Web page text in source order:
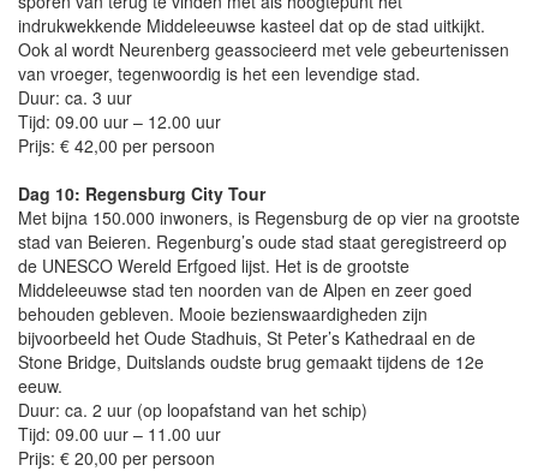
indrukwekkende Middeleeuwse kasteel dat op de stad uitkijkt.
Ook al wordt Neurenberg geassocieerd met vele gebeurtenissen
van vroeger, tegenwoordig is het een levendige stad.
Duur: ca. 3 uur
Tijd: 09.00 uur – 12.00 uur
Prijs: € 42,00 per persoon
Dag 10: Regensburg City Tour
Met bijna 150.000 inwoners, is Regensburg de op vier na grootste
stad van Beieren. Regenburg’s oude stad staat geregistreerd op
de UNESCO Wereld Erfgoed lijst. Het is de grootste
Middeleeuwse stad ten noorden van de Alpen en zeer goed
behouden gebleven. Mooie bezienswaardigheden zijn
bijvoorbeeld het Oude Stadhuis, St Peter’s Kathedraal en de
Stone Bridge, Duitslands oudste brug gemaakt tijdens de 12e
eeuw.
Duur: ca. 2 uur (op loopafstand van het schip)
Tijd: 09.00 uur – 11.00 uur
Prijs: € 20,00 per persoon